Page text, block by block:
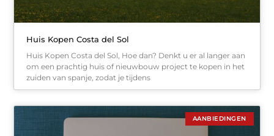
Huis Kopen Costa del Sol
Huis Kopen Costa del Sol, Hoe dan? Denkt u er al langer aan
om een prachtig huis of nieuwbouw project te kopen in het
zuiden van spanje, zodat je tijdens
AANBIEDINGEN